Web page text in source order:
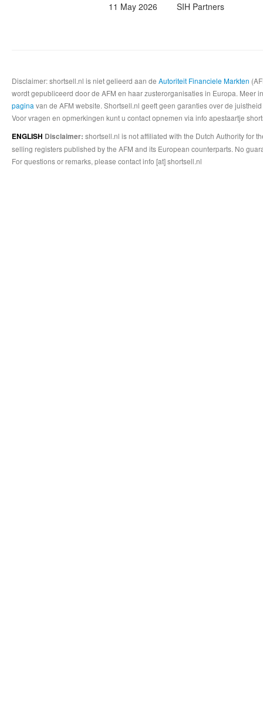
11 May 2026 SIH Partners
Disclaimer: shortsell.nl is niet gelieerd aan de Autoriteit Financiele Markten
wordt gepubliceerd door de AFM en haar zusterorganisaties in Europa.
pagina van de AFM website. Shortsell.nl geeft geen garanties over de
Voor vragen en opmerkingen kunt u contact opnemen via info apestaartje
ENGLISH Disclaimer: shortsell.nl is not affiliated with the Dutch Authority for
selling registers published by the AFM and its European counterparts. No
For questions or remarks, please contact info [at] shortsell.nl